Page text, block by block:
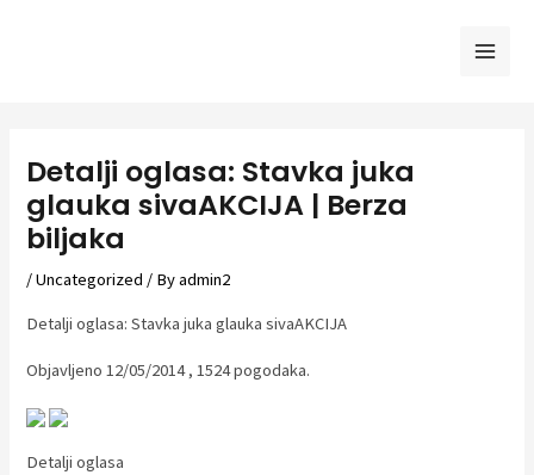
Detalji oglasa: Stavka juka
glauka sivaAKCIJA | Berza
biljaka
/Uncategorized / Byadmin2
Detalji oglasa: Stavka juka glauka sivaAKCIJA
Objavljeno 12/05/2014 , 1524 pogodaka.
Detalji oglasa